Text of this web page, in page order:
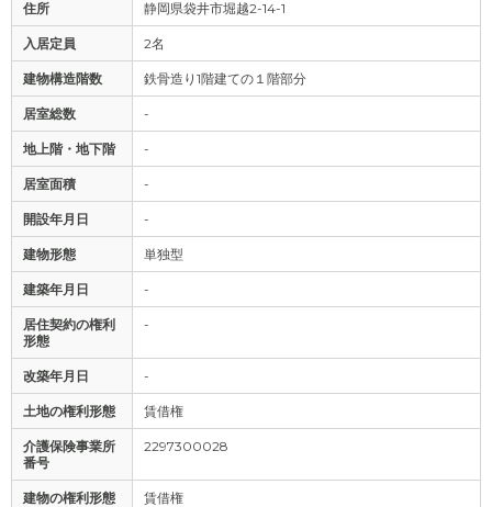
住所 静岡県袋井市堀越2-14-1
入居定員 2名
建物構造階数 鉄骨造り1階建ての１階部分
居室総数 -
地上階・地下階 -
居室面積 -
開設年月日 -
建物形態 単独型
建築年月日 -
居住契約の権利
形態
-
改築年月日 -
土地の権利形態 賃借権
介護保険事業所
番号
2297300028
建物の権利形態 賃借権